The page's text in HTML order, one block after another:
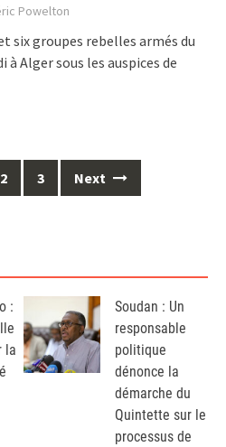
Powelton
six groupes rebelles armés du
Alger sous les auspices de
2 3 Next
:
la
Soudan : Un
responsable
politique
dénonce la
démarche du
Quintette sur le
processus de